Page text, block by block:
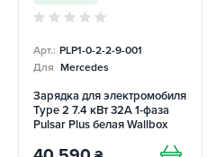
Арт.: PLP1-0-2-2-9-001
Для Mercedes
Зарядка для электромобиля
Type 2 7.4 кВт 32А 1-фаза
Pulsar Plus белая Wallbox